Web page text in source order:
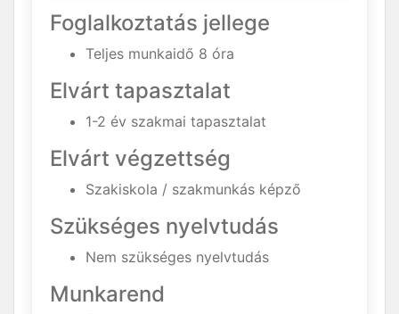
Foglalkoztatás jellege
Teljes munkaidő 8 óra
Elvárt tapasztalat
1-2 év szakmai tapasztalat
Elvárt végzettség
Szakiskola / szakmunkás képző
Szükséges nyelvtudás
Nem szükséges nyelvtudás
Munkarend